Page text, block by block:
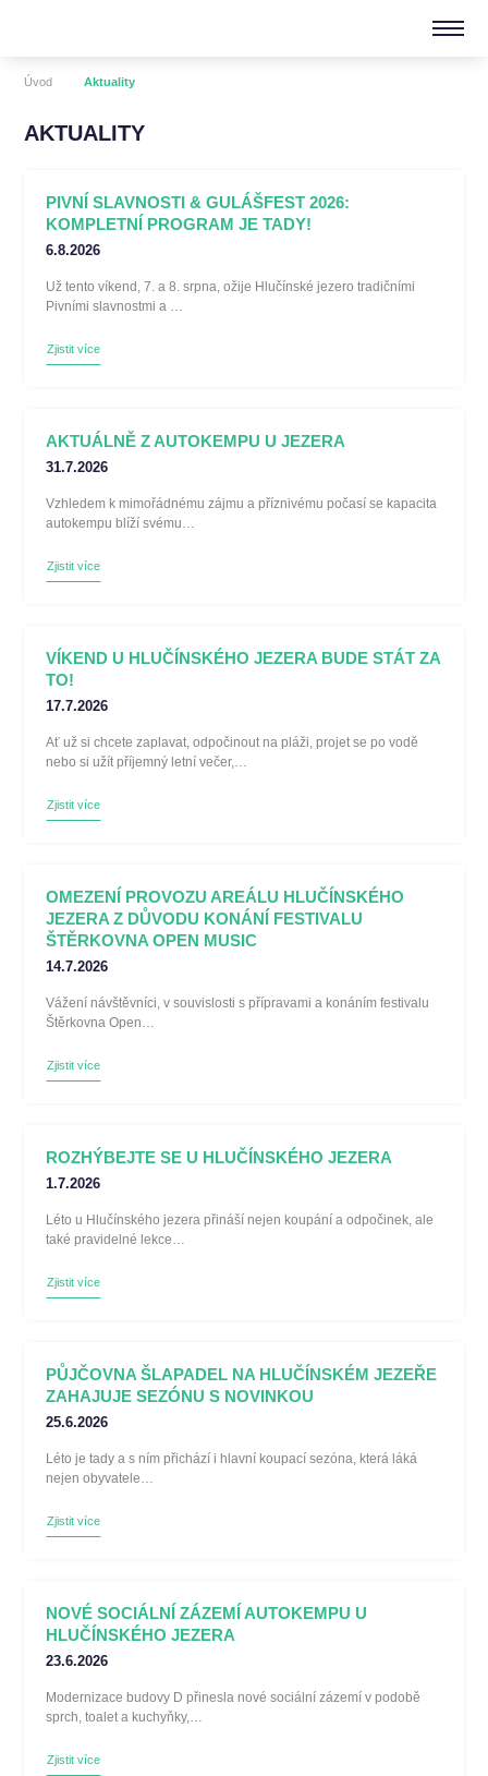
Úvod Aktuality
AKTUALITY
PIVNÍ SLAVNOSTI & GULÁŠFEST 2026:
KOMPLETNÍ PROGRAM JE TADY!
6.8.2026
Už tento víkend, 7. a 8. srpna, ožije Hlučínské jezero tradičními
Pivními slavnostmi a …
Zjistit více
AKTUÁLNĚ Z AUTOKEMPU U JEZERA
31.7.2026
Vzhledem k mimořádnému zájmu a příznivému počasí se kapacita
autokempu blíží svému…
Zjistit více
VÍKEND U HLUČÍNSKÉHO JEZERA BUDE STÁT ZA
TO!
17.7.2026
Ať už si chcete zaplavat, odpočinout na pláži, projet se po vodě
nebo si užít příjemný letní večer,…
Zjistit více
OMEZENÍ PROVOZU AREÁLU HLUČÍNSKÉHO
JEZERA Z DŮVODU KONÁNÍ FESTIVALU
ŠTĚRKOVNA OPEN MUSIC
14.7.2026
Vážení návštěvníci, v souvislosti s přípravami a konáním festivalu
Štěrkovna Open…
Zjistit více
ROZHÝBEJTE SE U HLUČÍNSKÉHO JEZERA
1.7.2026
Léto u Hlučínského jezera přináší nejen koupání a odpočinek, ale
také pravidelné lekce…
Zjistit více
PŮJČOVNA ŠLAPADEL NA HLUČÍNSKÉM JEZEŘE
ZAHAJUJE SEZÓNU S NOVINKOU
25.6.2026
Léto je tady a s ním přichází i hlavní koupací sezóna, která láká
nejen obyvatele…
Zjistit více
NOVÉ SOCIÁLNÍ ZÁZEMÍ AUTOKEMPU U
HLUČÍNSKÉHO JEZERA
23.6.2026
Modernizace budovy D přinesla nové sociální zázemí v podobě
sprch, toalet a kuchyňky,…
Zjistit více